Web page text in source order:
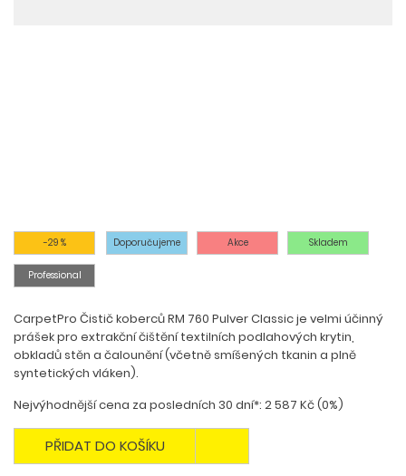
-29 % Doporučujeme Akce Skladem
Professional
CarpetPro Čistič koberců RM 760 Pulver Classic je velmi účinný
prášek pro extrakční čištění textilních podlahových krytin,
obkladů stěn a čalounění (včetně smíšených tkanin a plně
syntetických vláken).
Nejvýhodnější cena za posledních 30 dní*: 2 587 Kč (0%)
PŘIDAT DO KOŠÍKU